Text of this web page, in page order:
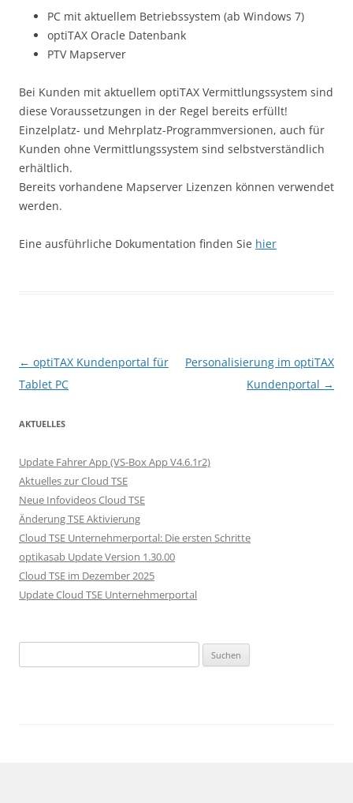
PC mit aktuellem Betriebssystem (ab Windows 7)
optiTAX Oracle Datenbank
PTV Mapserver
Bei Kunden mit aktuellem optiTAX Vermittlungssystem sind
diese Voraussetzungen in der Regel bereits erfüllt!
Einzelplatz- und Mehrplatz-Programmversionen, auch für
Kunden ohne Vermittlungssystem sind selbstverständlich
erhältlich.
Bereits vorhandene Mapserver Lizenzen können verwendet
werden.
Eine ausführliche Dokumentation finden Sie hier
Beitrags-Navigation
← optiTAX Kundenportal für
Tablet PC
Personalisierung im optiTAX
Kundenportal →
AKTUELLES
Update Fahrer App (VS-Box App V4.6.1r2)
Aktuelles zur Cloud TSE
Neue Infovideos Cloud TSE
Änderung TSE Aktivierung
Cloud TSE Unternehmerportal: Die ersten Schritte
optikasab Update Version 1.30.00
Cloud TSE im Dezember 2025
Update Cloud TSE Unternehmerportal